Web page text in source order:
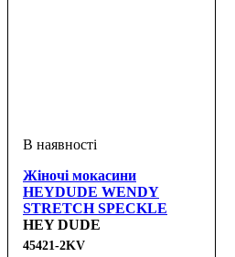
Жіночі мокасини
HEYDUDE WENDY
STRETCH SPECKLE
HEY DUDE
45421-2KV